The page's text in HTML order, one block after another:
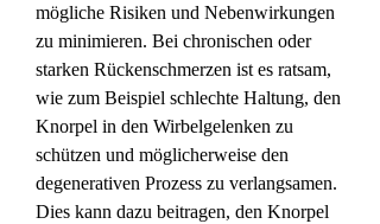
mögliche Risiken und Nebenwirkungen
zu minimieren. Bei chronischen oder
starken Rückenschmerzen ist es ratsam,
wie zum Beispiel schlechte Haltung, den
Knorpel in den Wirbelgelenken zu
schützen und möglicherweise den
degenerativen Prozess zu verlangsamen.
Dies kann dazu beitragen, den Knorpel